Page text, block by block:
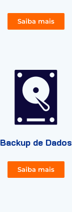
Saiba mais
Backup de Dados
Saiba mais